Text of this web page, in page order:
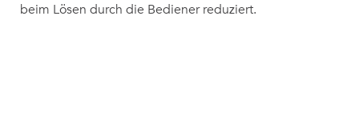
beim Lösen durch die Bediener reduziert.